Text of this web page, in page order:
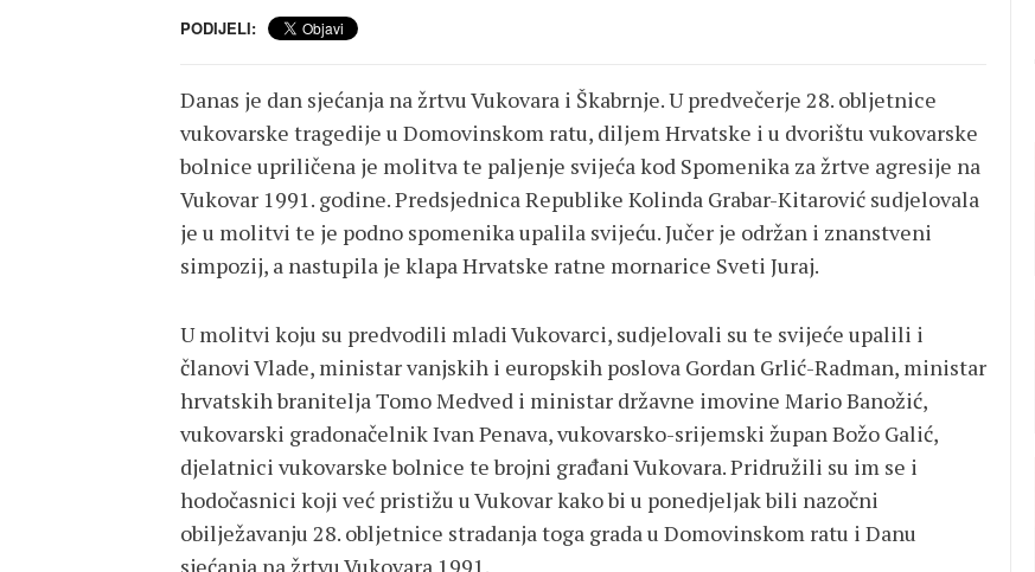
PODIJELI:
Danas je dan sjećanja na žrtvu Vukovara i Škabrnje. U predvečerje 28. obljetnice
vukovarske tragedije u Domovinskom ratu, diljem Hrvatske i u dvorištu vukovarske
bolnice upriličena je molitva te paljenje svijeća kod Spomenika za žrtve agresije na
Vukovar 1991. godine. Predsjednica Republike Kolinda Grabar-Kitarović sudjelovala
je u molitvi te je podno spomenika upalila svijeću. Jučer je održan i znanstveni
simpozij, a nastupila je klapa Hrvatske ratne mornarice Sveti Juraj.
U molitvi koju su predvodili mladi Vukovarci, sudjelovali su te svijeće upalili i
članovi Vlade, ministar vanjskih i europskih poslova Gordan Grlić-Radman, ministar
hrvatskih branitelja Tomo Medved i ministar državne imovine Mario Banožić,
vukovarski gradonačelnik Ivan Penava, vukovarsko-srijemski župan Božo Galić,
djelatnici vukovarske bolnice te brojni građani Vukovara. Pridružili su im se i
hodočasnici koji već pristižu u Vukovar kako bi u ponedjeljak bili nazočni
obilježavanju 28. obljetnice stradanja toga grada u Domovinskom ratu i Danu